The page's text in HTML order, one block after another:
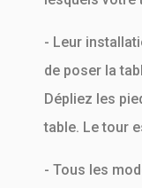
- Leur
de poser la
Dépliez les
table. Le tour
- Tous les